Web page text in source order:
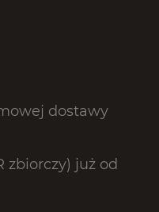
dostawy
zbiorczy) już od